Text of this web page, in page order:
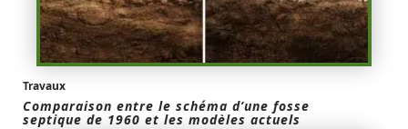
Travaux
Comparaison entre le schéma d’une fosse
septique de 1960 et les modèles actuels